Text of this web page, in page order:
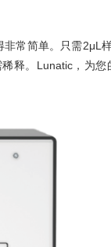
常简单。只需
释。Lunatic，为